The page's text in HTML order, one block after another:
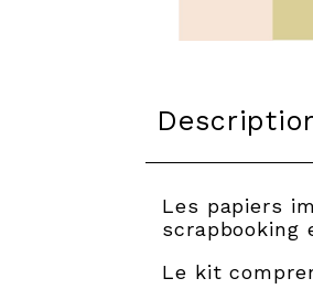
Les papiers
scrapbooking
Le kit